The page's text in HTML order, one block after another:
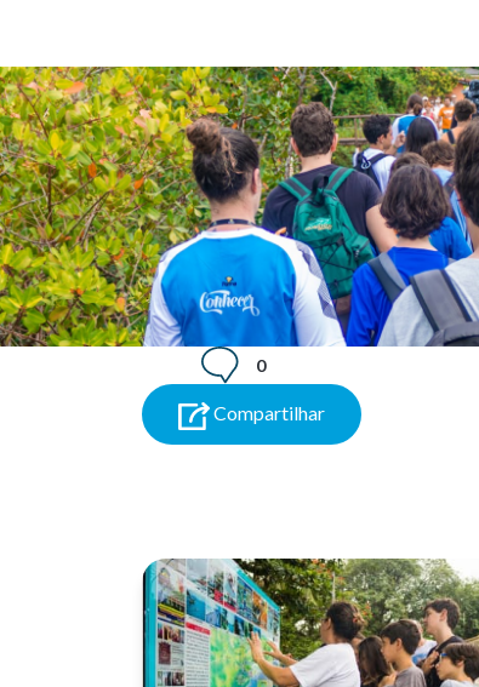
0
Compartilhar